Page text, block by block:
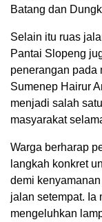
Batang dan
Selain itu ruas
Pantai Slopeng
penerangan pada
Sumenep Hairur
menjadi salah
masyarakat
Warga berharap
langkah konkret
demi
jalan setempat. Ia
mengeluhkan